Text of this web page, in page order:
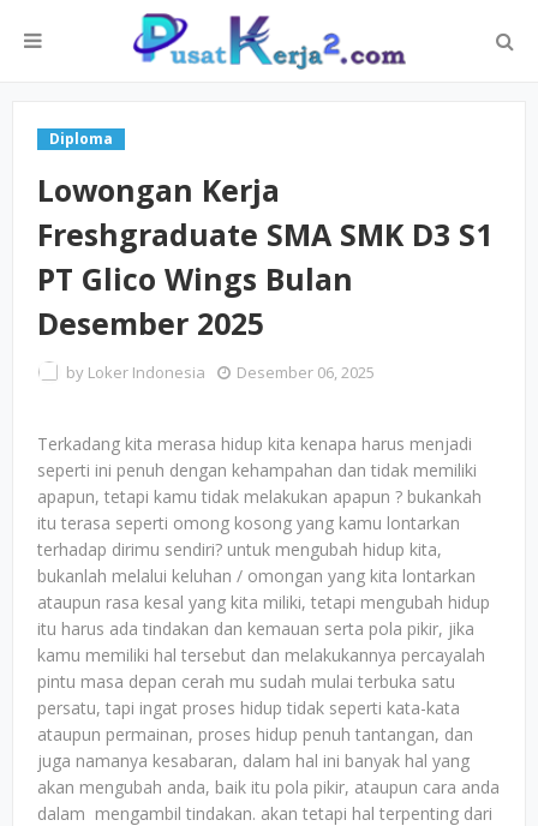
Diploma
Lowongan Kerja
Freshgraduate SMA SMK D3 S1
PT Glico Wings Bulan
Desember 2025
by Loker Indonesia Desember 06, 2025
Terkadang kita merasa hidup kita kenapa harus menjadi
seperti ini penuh dengan kehampahan dan tidak memiliki
apapun, tetapi kamu tidak melakukan apapun ? bukankah
itu terasa seperti omong kosong yang kamu lontarkan
terhadap dirimu sendiri? untuk mengubah hidup kita,
bukanlah melalui keluhan / omongan yang kita lontarkan
ataupun rasa kesal yang kita miliki, tetapi mengubah hidup
itu harus ada tindakan dan kemauan serta pola pikir, jika
kamu memiliki hal tersebut dan melakukannya percayalah
pintu masa depan cerah mu sudah mulai terbuka satu
persatu, tapi ingat proses hidup tidak seperti kata-kata
ataupun permainan, proses hidup penuh tantangan, dan
juga namanya kesabaran, dalam hal ini banyak hal yang
akan mengubah anda, baik itu pola pikir, ataupun cara anda
dalam mengambil tindakan. akan tetapi hal terpenting dari